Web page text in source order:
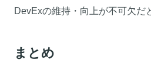
DevExの維持・向上が不可欠だ
まとめ